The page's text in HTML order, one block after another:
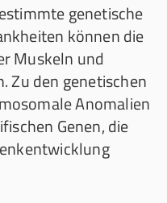
genetische
können die
Muskeln und
Zu den genetischen
Anomalien
Genen, die